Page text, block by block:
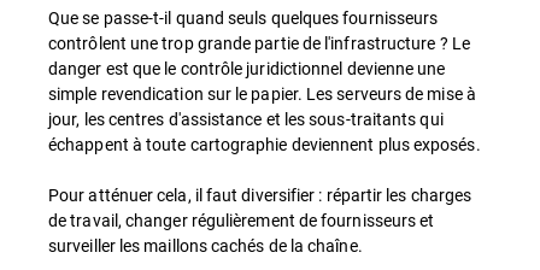
Que se passe-t-il quand seuls quelques fournisseurs
contrôlent une trop grande partie de l'infrastructure ? Le
danger est que le contrôle juridictionnel devienne une
simple revendication sur le papier. Les serveurs de mise à
jour, les centres d'assistance et les sous-traitants qui
échappent à toute cartographie deviennent plus exposés.
Pour atténuer cela, il faut diversifier : répartir les charges
de travail, changer régulièrement de fournisseurs et
surveiller les maillons cachés de la chaîne.